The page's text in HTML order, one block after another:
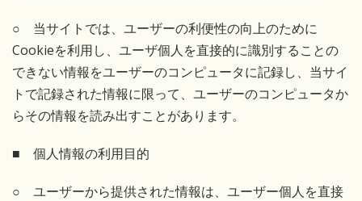
○ 当サイトでは、ユーザーの利便性の向上のために
Cookieを利用し、ユーザ個人を直接的に識別することの
できない情報をユーザーのコンピュータに記録し、当サイ
トで記録された情報に限って、ユーザーのコンピュータか
らその情報を読み出すことがあります。
■ 個人情報の利用目的
○ ユーザーから提供された情報は、ユーザー個人を直接